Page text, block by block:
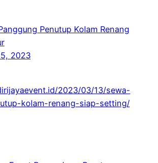
Penutup Kolam Renang
2023
2023/03/13/sewa-
kolam-renang-siap-setting/